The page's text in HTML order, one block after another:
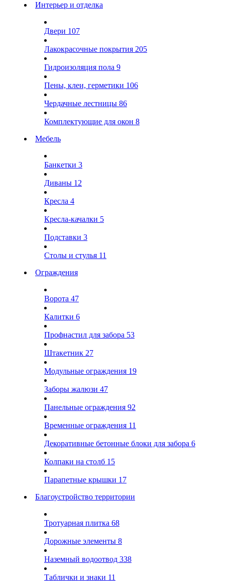
Интерьер и отделка
Двери 107
Лакокрасочные покрытия 205
Гидроизоляция пола 9
Пены, клеи, герметики 106
Чердачные лестницы 86
Комплектующие для окон 8
Мебель
Банкетки 3
Диваны 12
Кресла 4
Кресла-качалки 5
Подставки 3
Столы и стулья 11
Ограждения
Ворота 47
Калитки 6
Профнастил для забора 53
Штакетник 27
Модульные ограждения 19
Заборы жалюзи 47
Панельные ограждения 92
Временные ограждения 11
Декоративные бетонные блоки для забора 6
Колпаки на столб 15
Парапетные крышки 17
Благоустройство территории
Тротуарная плитка 68
Дорожные элементы 8
Наземный водоотвод 338
Таблички и знаки 11